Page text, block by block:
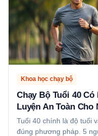
Khoa học chạy bộ
Chạy Bộ Tuổi 40
Luyện An Toàn
Tuổi 40 chính là độ tuổi
đúng phương pháp. 5